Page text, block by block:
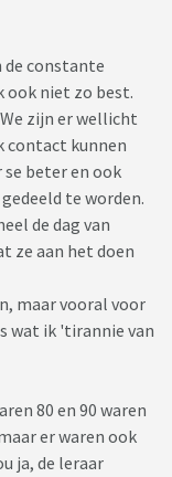
de constante
ook niet zo best.
zijn er wellicht
contact kunnen
beter en ook
te worden.
de dag van
ze aan het doen
maar vooral voor
wat ik 'tirannie van
80 en 90 waren
er waren ook
ja, de leraar